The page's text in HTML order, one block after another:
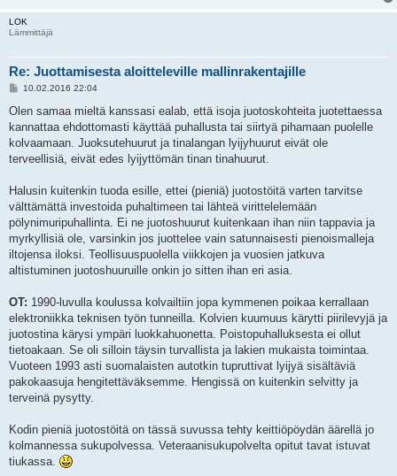
LOK
Lämmittäjä
Re: Juottamisesta aloitteleville mallinrakentajille
V
e
t
i
10.02.2016 22:04
Olen samaa mieltä kanssasi ealab, että isoja juotoskohteita juotettaessa
kannattaa ehdottomasti käyttää puhallusta tai siirtyä pihamaan puolelle
kolvaamaan. Juoksutehuurut ja tinalangan lyijyhuurut eivät ole
terveellisiä, eivät edes lyijyttömän tinan tinahuurut.
Halusin kuitenkin tuoda esille, ettei (pieniä) juotostöitä varten tarvitse
välttämättä investoida puhaltimeen tai lähteä virittelelemään
pölynimuripuhallinta. Ei ne juotoshuurut kuitenkaan ihan niin tappavia ja
myrkyllisiä ole, varsinkin jos juottelee vain satunnaisesti pienoismalleja
iltojensa iloksi. Teollisuuspuolella viikkojen ja vuosien jatkuva
altistuminen juotoshuuruille onkin jo sitten ihan eri asia.
OT: 1990-luvulla koulussa kolvailtiin jopa kymmenen poikaa kerrallaan
elektroniikka teknisen työn tunneilla. Kolvien kuumuus kärytti piirilevyjä ja
juotostina kärysi ympäri luokkahuonetta. Poistopuhalluksesta ei ollut
tietoakaan. Se oli silloin täysin turvallista ja lakien mukaista toimintaa.
Vuoteen 1993 asti suomalaisten autotkin tupruttivat lyijyä sisältäviä
pakokaasuja hengitettäväksemme. Hengissä on kuitenkin selvitty ja
terveinä pysytty.
Kodin pieniä juotostöitä on tässä suvussa tehty keittiöpöydän äärellä jo
kolmannessa sukupolvessa. Veteraanisukupolvelta opitut tavat istuvat
tiukassa.